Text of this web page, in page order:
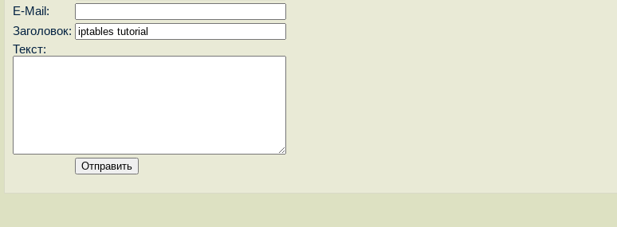
E-Mail:
Заголовок:
Текст: